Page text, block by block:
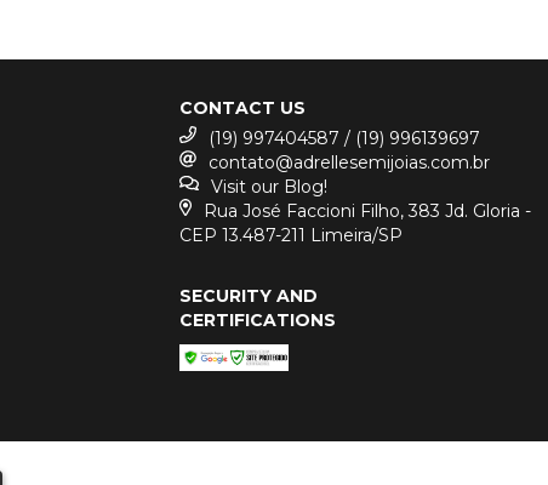
CONTACT US
(19) 997404587 / (19) 996139697
contato@adrellesemijoias.com.br
Visit our Blog!
Rua José Faccioni Filho, 383 Jd. Gloria -
CEP 13.487-211 Limeira/SP
SECURITY AND
CERTIFICATIONS